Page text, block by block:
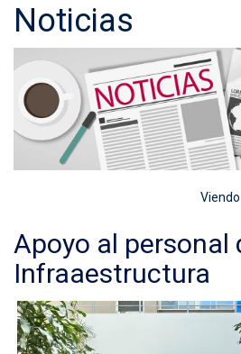
Noticias
Apoyo al personal
Infraaestructura